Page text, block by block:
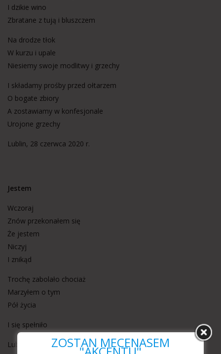
I dzikie wino
Zbratane z tują i bluszczem
Na drodze tłok
W kurzu i upale
Niesiemy swoje modlitwy i grzechy
I składamy prośby przed ołtarzem
O bogate zbiory
A zostawiamy w konfesjonale
Urojone grzechy
Lublin, 28 czerwca 2020 r.
Jestem
Wczoraj
Znów przekonałem się
Że jestem
Niczyj
I znikąd
Trochę zabolało chociaż
Marzyłem o tym
Pół życia
I się spełniło
Lublin, 15.09.2020 r.ZOSTAŃ MECENASEM